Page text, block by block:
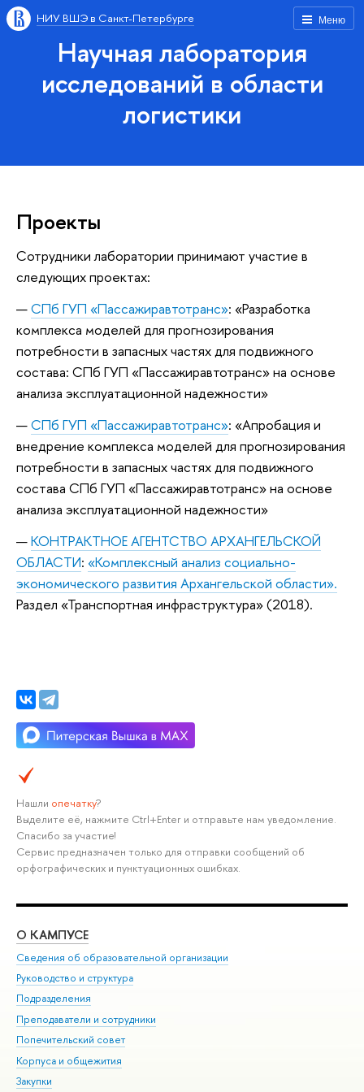
Меню
НИУ ВШЭ в Санкт-Петербурге
Научная лаборатория
исследований в области
логистики
Проекты
Сотрудники лаборатории принимают участие в
следующих проектах:
СПб ГУП «Пассажиравтотранс»: «Разработка
комплекса моделей для прогнозирования
потребности в запасных частях для подвижного
состава: СПб ГУП «Пассажиравтотранс» на основе
анализа эксплуатационной надежности»
СПб ГУП «Пассажиравтотранс»: «Апробация и
внедрение комплекса моделей для прогнозирования
потребности в запасных частях для подвижного
состава СПб ГУП «Пассажиравтотранс» на основе
анализа эксплуатационной надежности»
КОНТРАКТНОЕ АГЕНТСТВО АРХАНГЕЛЬСКОЙ
ОБЛАСТИ: «Комплексный анализ социально-
экономического развития Архангельской области».
Раздел «Транспортная инфраструктура» (2018).
Нашли опечатку?
Выделите её, нажмите Ctrl+Enter и отправьте нам уведомление.
Спасибо за участие!
Сервис предназначен только для отправки сообщений об
орфографических и пунктуационных ошибках.
О КАМПУСЕ
Сведения об образовательной организации
Руководство и структура
Подразделения
Преподаватели и сотрудники
Попечительский совет
Корпуса и общежития
Закупки